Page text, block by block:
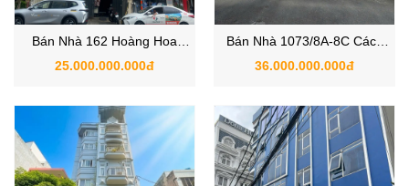
Bán Nhà 162 Hoàng Hoa
Thám, Phường 12, Quận Tân
25.000.000.000đ
Bán Nhà 1073/8A-8C Cách
Mạng Tháng 8, Phường 7,
36.000.000.000đ